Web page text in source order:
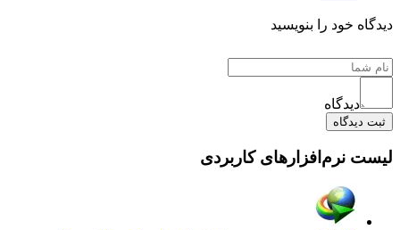
دیدگاه خود را بنویسید
دیدگاه
ثبت دیدگاه
لیست نرم‌افزارهای کاربردی